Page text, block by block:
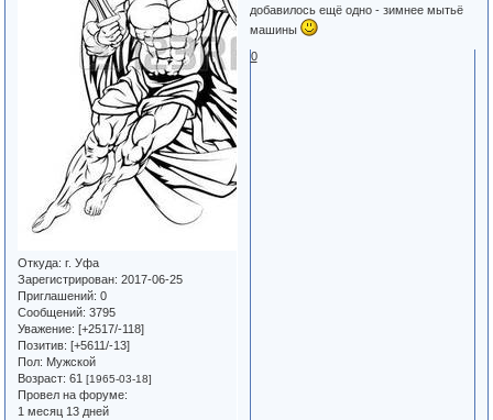
Откуда: г. Уфа
Зарегистрирован: 2017-06-25
Приглашений: 0
Сообщений: 3795
Уважение: [+2517/-118]
Позитив: [+5611/-13]
Пол: Мужской
Возраст: 61[1965-03-18]
Провел на форуме:
1 месяц 13 дней
добавилось ещё одно - зимнее мытьё
машины
0